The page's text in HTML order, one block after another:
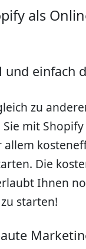
als
und einfach
zu
mit
allem
Die
Ihnen
starten!